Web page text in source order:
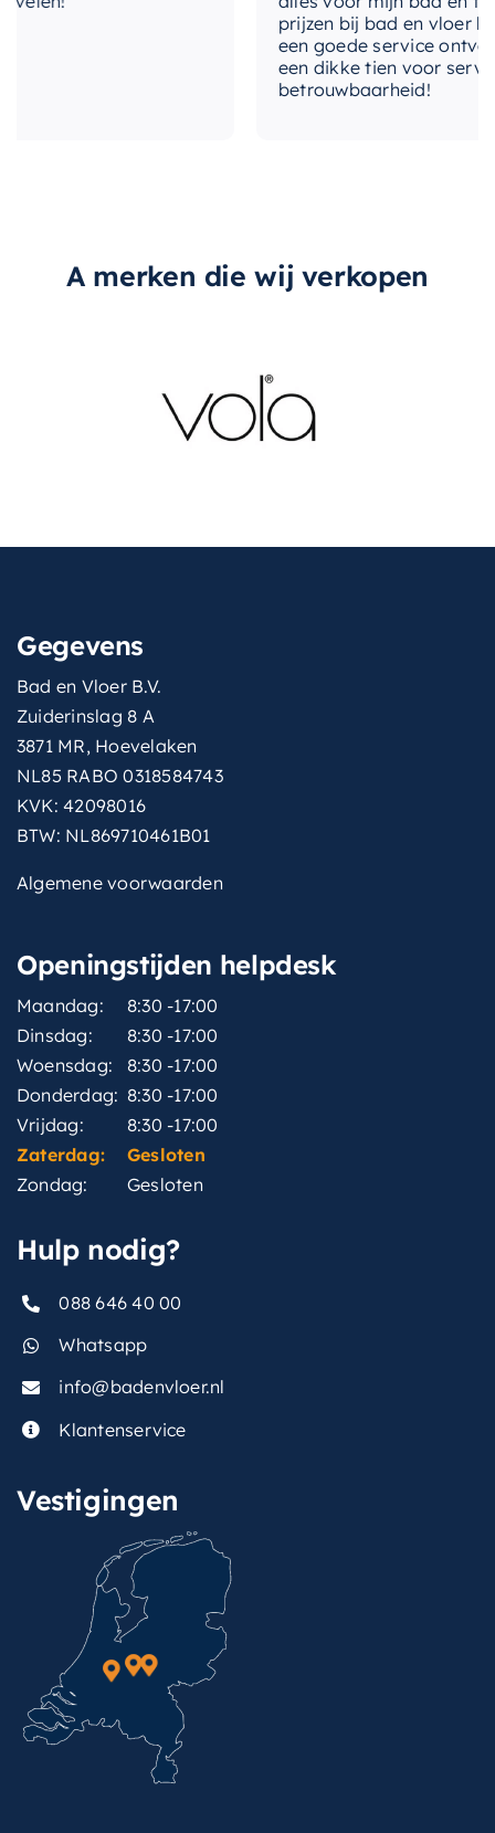
Nee
Nee
prijzen bij bad en vloer
een goede service
een dikke tien voor
betrouwbaarheid!
A merken die wij verkopen
Gegevens
Bad en Vloer B.V.
Zuiderinslag 8 A
3871 MR, Hoevelaken
NL85 RABO 0318584743
KVK: 42098016
BTW: NL869710461B01
Algemene voorwaarden
Openingstijden helpdesk
Maandag:
8:30 -17:00
Dinsdag:
8:30 -17:00
Woensdag:
8:30 -17:00
Donderdag: 8:30 -17:00
Vrijdag:
8:30 -17:00
Zaterdag:
Gesloten
Zondag:
Gesloten
Hulp nodig?
088 646 40 00
Whatsapp
info@badenvloer.nl
Klantenservice
Vestigingen